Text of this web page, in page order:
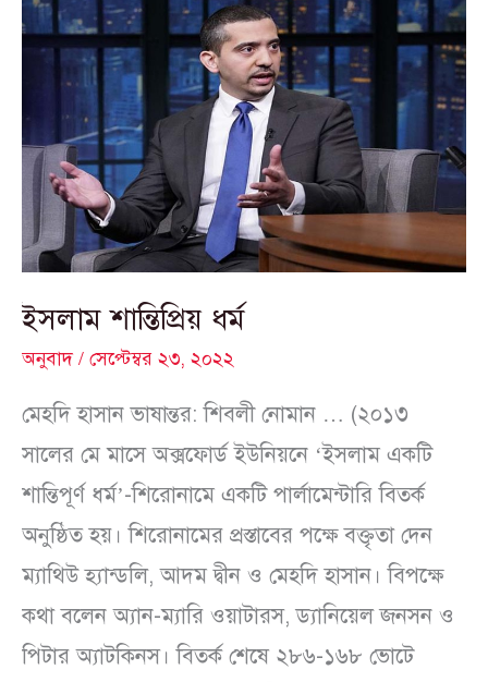
ইসলাম শান্তিপ্রিয় ধর্ম
অনুবাদ/ সেপ্টেম্বর ২৩, ২০২২
মেহদি হাসান ভাষান্তর: শিবলী নোমান … (২০১৩
সালের মে মাসে অক্সফোর্ড ইউনিয়নে ‘ইসলাম একটি
শান্তিপূর্ণ ধর্ম’-শিরোনামে একটি পার্লামেন্টারি বিতর্ক
অনুষ্ঠিত হয়। শিরোনামের প্রস্তাবের পক্ষে বক্তৃতা দেন
ম্যাথিউ হ্যান্ডলি, আদম দ্বীন ও মেহদি হাসান। বিপক্ষে
কথা বলেন অ্যান-ম্যারি ওয়াটারস, ড্যানিয়েল জনসন ও
পিটার অ্যাটকিনস। বিতর্ক শেষে ২৮৬-১৬৮ ভোটে
ইসলাম
শান্তিপ্রিয়